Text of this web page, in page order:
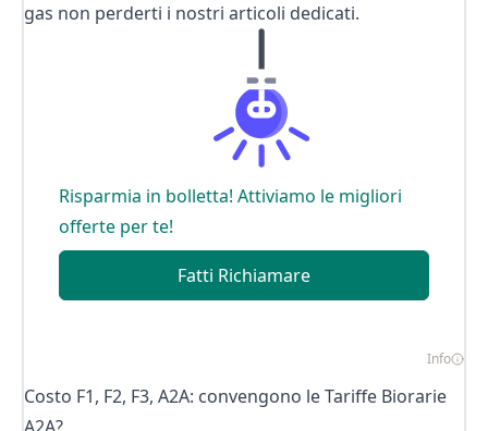
gas non perderti i nostri articoli dedicati.
Risparmia in bolletta! Attiviamo le migliori
offerte per te!
Fatti Richiamare
Info
Costo F1, F2, F3, A2A: convengono le Tariffe Biorarie